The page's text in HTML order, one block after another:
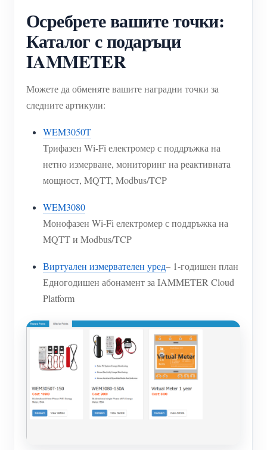
Осребрете вашите точки:
Каталог с подаръци
IAMMETER
Можете да обменяте вашите наградни точки за
следните артикули:
WEM3050T
Трифазен Wi-Fi електромер с поддръжка на
нетно измерване, мониторинг на реактивната
мощност, MQTT, Modbus/TCP
WEM3080
Монофазен Wi-Fi електромер с поддръжка на
MQTT и Modbus/TCP
Виртуален измервателен уред– 1-годишен план
Едногодишен абонамент за IAMMETER Cloud
Platform